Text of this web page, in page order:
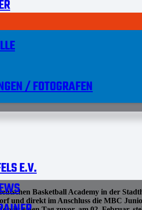
/ FOTOGRAFEN
E.V.
Basketball Academy in der
und direkt im Anschluss die MBC